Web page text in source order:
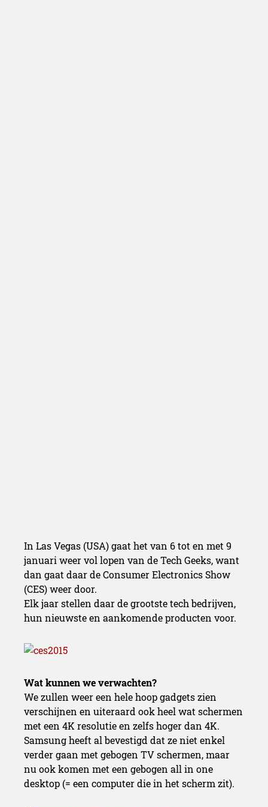
In Las Vegas (USA) gaat het van 6 tot en met 9
januari weer vol lopen van de Tech Geeks, want
dan gaat daar de Consumer Electronics Show
(CES) weer door.
Elk jaar stellen daar de grootste tech bedrijven,
hun nieuwste en aankomende producten voor.
Wat kunnen we verwachten?
We zullen weer een hele hoop gadgets zien
verschijnen en uiteraard ook heel wat schermen
met een 4K resolutie en zelfs hoger dan 4K.
Samsung heeft al bevestigd dat ze niet enkel
verder gaan met gebogen TV schermen, maar
nu ook komen met een gebogen all in one
desktop (= een computer die in het scherm zit).